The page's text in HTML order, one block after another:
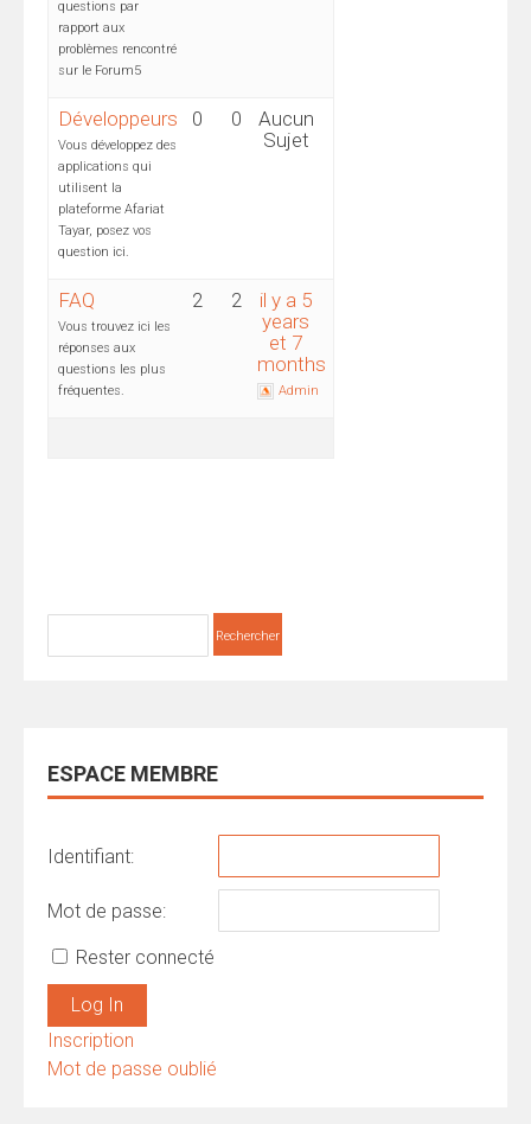
questions par
rapport aux
problèmes rencontré
sur le Forum5
Développeurs
Vous développez des
applications qui
utilisent la
plateforme Afariat
Tayar, posez vos
question ici.
0 0
Aucun
Sujet
FAQ
Vous trouvez ici les
réponses aux
questions les plus
fréquentes.
2 2
il y a 5
years
et 7
months
Admin
ESPACE MEMBRE
Identifiant:
Mot de passe:
Rester connecté
Log In
Inscription
Mot de passe oublié